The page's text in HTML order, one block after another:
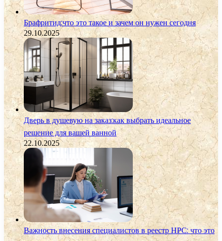
Брафритид:что это такое и зачем он нужен сегодня
29.10.2025
Дверь в душевую на заказ:как выбрать идеальное
решение для вашей ванной
22.10.2025
Важность внесения специалистов в реестр НРС: что это